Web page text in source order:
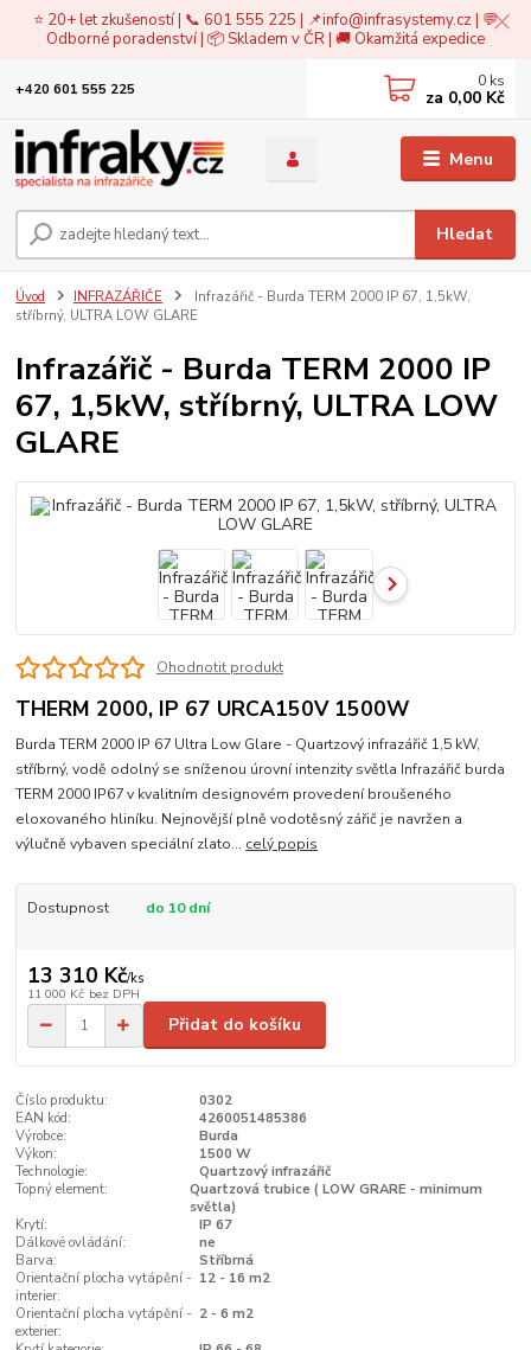
⭐ 20+ let zkušeností | 📞 601 555 225 | 📌info@infrasystemy.cz| 💬
Odborné poradenství | 📦 Skladem v ČR | 🚚 Okamžitá expedice
Menu
Hledat
+420 601 555 225 0 ks
za 0,00 Kč
Úvod INFRAZÁŘIČE
Infrazářič - Burda TERM 2000 IP 67, 1,5kW,
stříbrný, ULTRA LOW GLARE
Infrazářič - Burda TERM 2000 IP
67, 1,5kW, stříbrný, ULTRA LOW
GLARE
Ohodnotit produkt
THERM 2000, IP 67 URCA150V 1500W
Burda TERM 2000 IP 67 Ultra Low Glare - Quartzový infrazářič 1,5 kW,
stříbrný, vodě odolný se sníženou úrovní intenzity světla Infrazářič burda
TERM 2000 IP67 v kvalitním designovém provedení broušeného
eloxovaného hliníku. Nejnovější plně vodotěsný zářič je navržen a
výlučně vybaven speciální zlato... celý popis
Dostupnost do 10 dní
13 310 Kč/ks
11 000 Kč bez DPH
Přidat do košíku
Číslo produktu:
0302
EAN kód:
4260051485386
Výrobce:
Burda
Výkon:
1500 W
Technologie:
Quartzový infrazářič
Topný element:
Quartzová trubice ( LOW GRARE - minimum
světla)
Krytí:
IP 67
Dálkové ovládání:
ne
Barva:
Stříbrná
Orientační plocha vytápění -
interier:
12 - 16 m2
Orientační plocha vytápění -
exterier:
2 - 6 m2